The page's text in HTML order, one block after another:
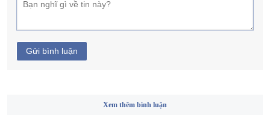
Gửi bình luận
Xem thêm bình luận